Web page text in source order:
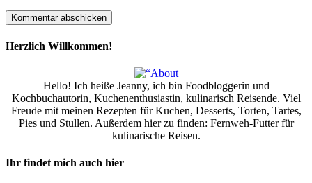
Herzlich Willkommen!
Hello! Ich heiße Jeanny, ich bin Foodbloggerin und
Kochbuchautorin, Kuchenenthusiastin, kulinarisch Reisende. Viel
Freude mit meinen Rezepten für Kuchen, Desserts, Torten, Tartes,
Pies und Stullen. Außerdem hier zu finden: Fernweh-Futter für
kulinarische Reisen.
Ihr findet mich auch hier